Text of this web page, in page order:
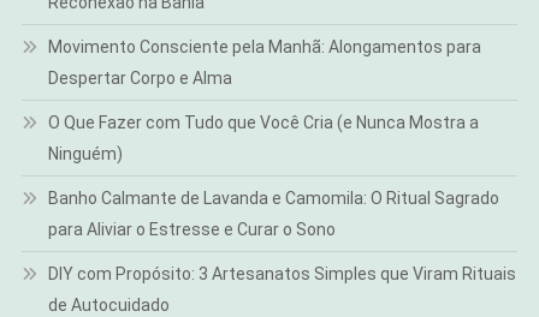
Movimento Consciente pela Manhã: Alongamentos para
Despertar Corpo e Alma
O Que Fazer com Tudo que Você Cria (e Nunca Mostra a
Ninguém)
Banho Calmante de Lavanda e Camomila: O Ritual Sagrado
para Aliviar o Estresse e Curar o Sono
DIY com Propósito: 3 Artesanatos Simples que Viram Rituais
de Autocuidado